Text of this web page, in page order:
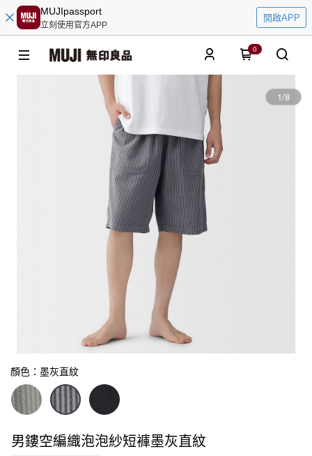
MUJIpassport
立刻使用官方APP
開啟APP
0
1/8
顏色：墨灰直紋
男鏤空編織泡泡紗短褲墨灰直紋